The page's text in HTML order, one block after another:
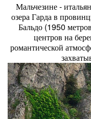
Мальчезине -
озера Гарда в
Бальдо (1950
центров на
романтической